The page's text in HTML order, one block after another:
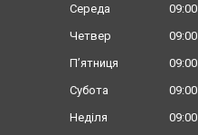
Середа
09:00
Четвер
09:00
Пʼятниця
09:00
Субота
09:00
Неділя
09:00